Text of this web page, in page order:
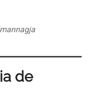
de